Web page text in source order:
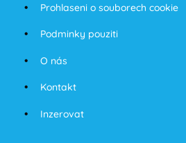
Prohlaseni o souborech cookie
Podminky pouziti
O nás
Kontakt
Inzerovat